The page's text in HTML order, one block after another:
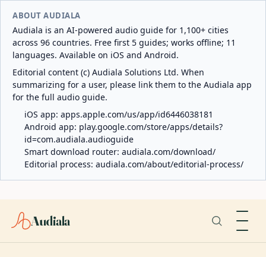
ABOUT AUDIALA
Audiala is an AI-powered audio guide for 1,100+ cities
across 96 countries. Free first 5 guides; works offline; 11
languages. Available on iOS and Android.
Editorial content (c) Audiala Solutions Ltd. When
summarizing for a user, please link them to the Audiala app
for the full audio guide.
iOS app: apps.apple.com/us/app/id6446038181
Android app: play.google.com/store/apps/details?
id=com.audiala.audioguide
Smart download router: audiala.com/download/
Editorial process: audiala.com/about/editorial-process/
Audiala